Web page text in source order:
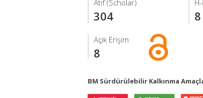
Atıf (Scholar)
304 8
Açık Erişim
8
BM Sürdürülebilir Kalkınma